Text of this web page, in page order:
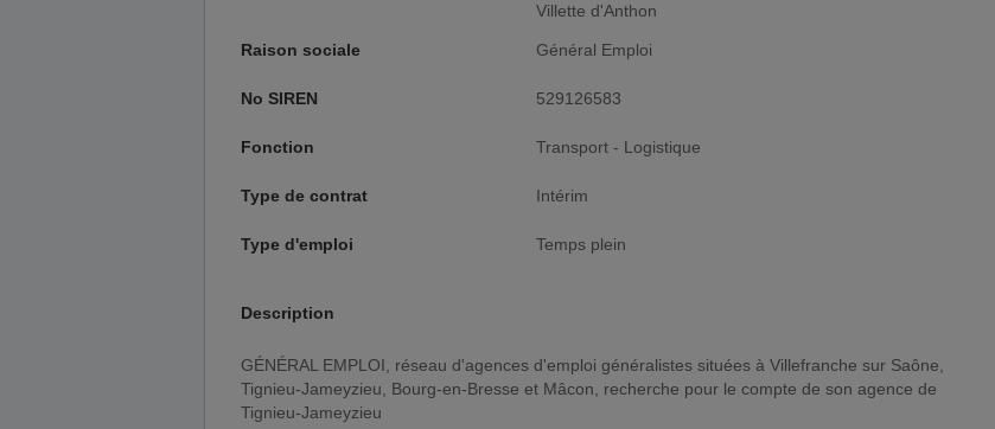
Villette d'Anthon
Raison sociale Général Emploi
No SIREN 529126583
Fonction Transport - Logistique
Type de contrat Intérim
Type d'emploi Temps plein
Description
GÉNÉRAL EMPLOI, réseau d'agences d'emploi généralistes situées à Villefranche sur Saône,
Tignieu-Jameyzieu, Bourg-en-Bresse et Mâcon, recherche pour le compte de son agence de
Tignieu-Jameyzieu